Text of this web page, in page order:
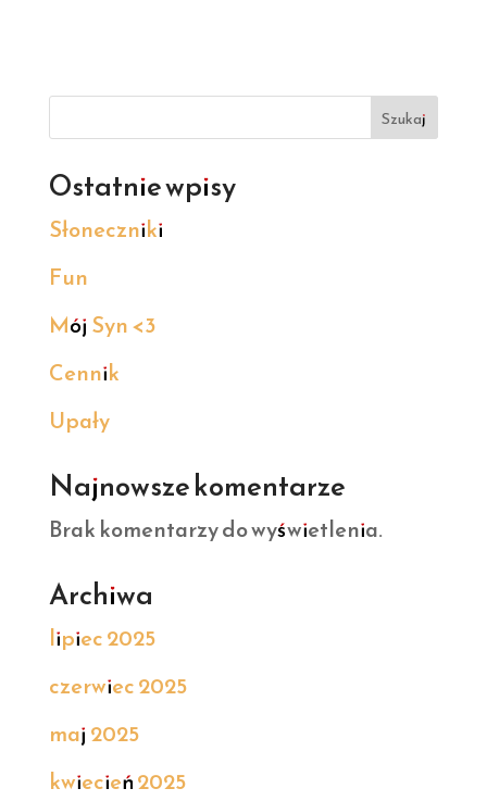
Szukaj
Ostatnie wpisy
Słoneczniki
Fun
Mój Syn <3
Cennik
Upały
Najnowsze komentarze
Brak komentarzy do wyświetlenia.
Archiwa
lipiec 2025
czerwiec 2025
maj 2025
kwiecień 2025